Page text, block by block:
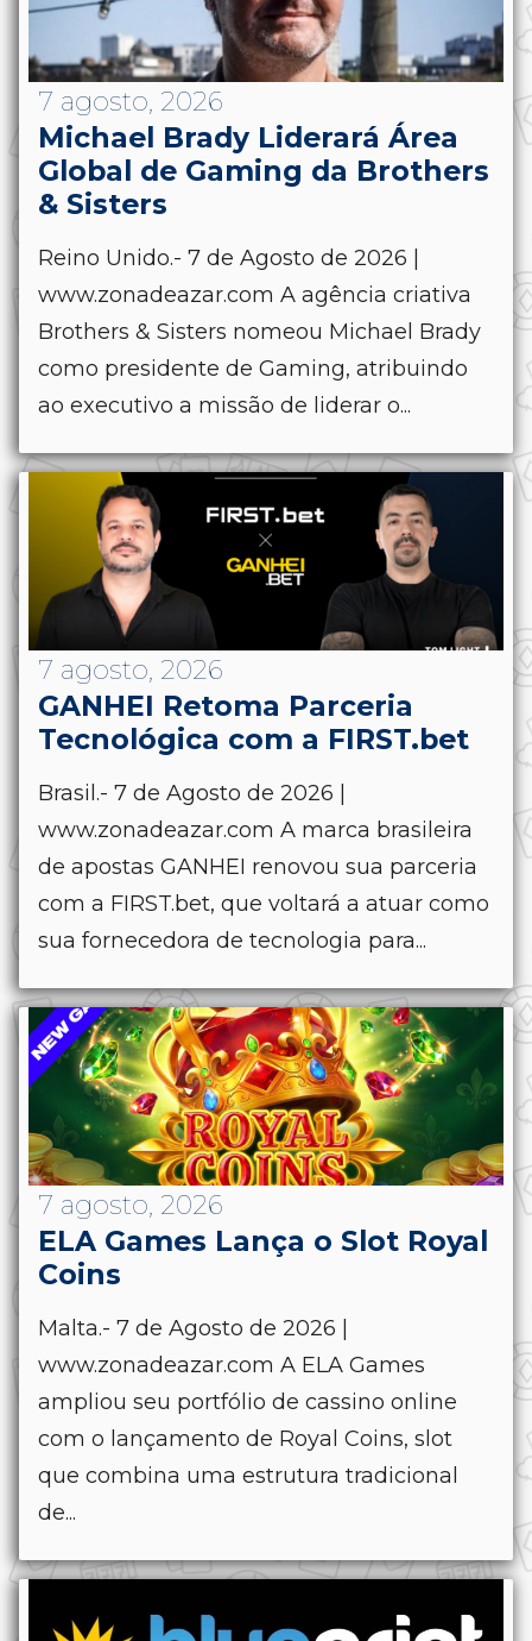
7 agosto, 2026
Michael Brady Liderará Área
Global de Gaming da Brothers
& Sisters
Reino Unido.- 7 de Agosto de 2026 |
www.zonadeazar.com A agência criativa
Brothers & Sisters nomeou Michael Brady
como presidente de Gaming, atribuindo
ao executivo a missão de liderar o...
7 agosto, 2026
GANHEI Retoma Parceria
Tecnológica com a FIRST.bet
Brasil.- 7 de Agosto de 2026 |
www.zonadeazar.com A marca brasileira
de apostas GANHEI renovou sua parceria
com a FIRST.bet, que voltará a atuar como
sua fornecedora de tecnologia para...
7 agosto, 2026
ELA Games Lança o Slot Royal
Coins
Malta.- 7 de Agosto de 2026 |
www.zonadeazar.com A ELA Games
ampliou seu portfólio de cassino online
com o lançamento de Royal Coins, slot
que combina uma estrutura tradicional
de...